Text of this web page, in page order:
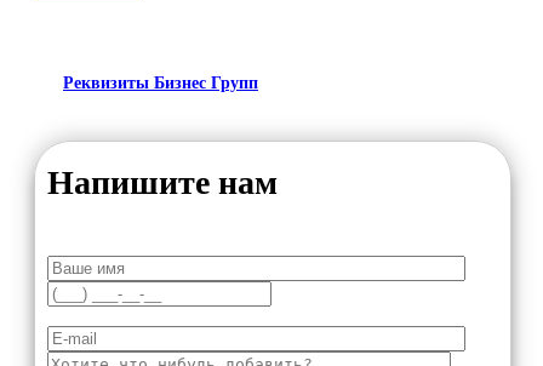
Реквизиты Бизнес Групп
Напишите нам